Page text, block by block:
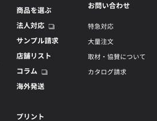
商品を選ぶ
法人対応
サンプル請求
店舗リスト
コラム
海外発送
お問い合わせ
特急対応
大量注文
取材・協賛について
カタログ請求
プリント